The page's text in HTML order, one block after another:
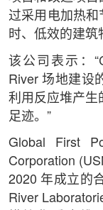
过采用电加热
时、低效的建筑
该公司表示：
River 场地建设
利用反应堆产生
足迹。”
Global First
Corporation
2020 年成立的
River